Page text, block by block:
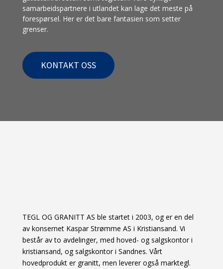
samarbeidspartnere i utlandet kan lage det meste på
forespørsel. Her er det bare fantasien som setter
grenser.
KONTAKT OSS
TEGL OG GRANITT AS ble startet i 2003, og er en del
av konsernet Kaspar Strømme AS i Kristiansand. Vi
består av to avdelinger, med hoved- og salgskontor i
kristiansand, og salgskontor i Sandnes. Vårt
hovedprodukt er granitt, men leverer også marktegl.